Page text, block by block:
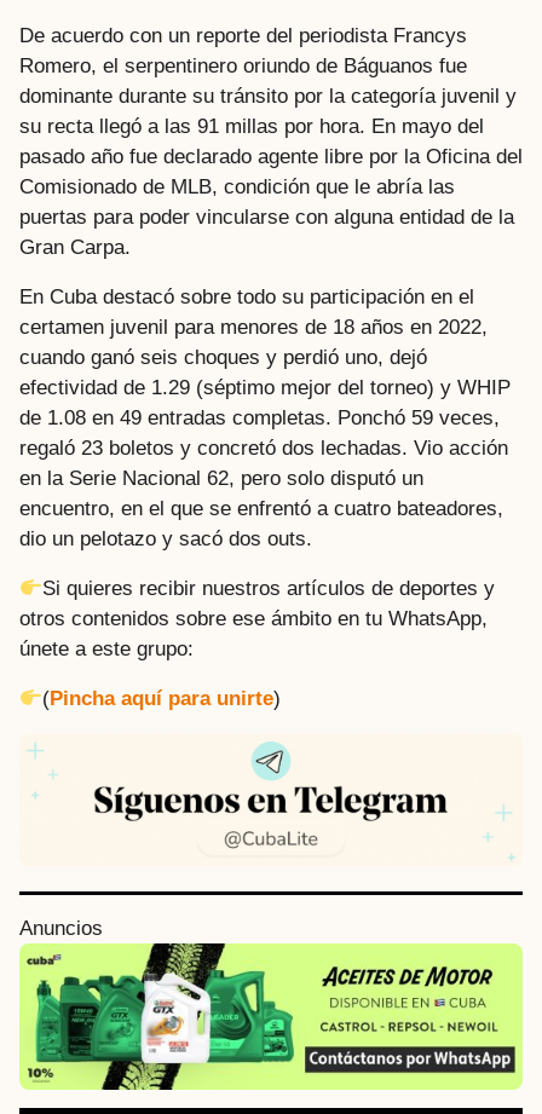
De acuerdo con un reporte del periodista Francys
Romero, el serpentinero oriundo de Báguanos fue
dominante durante su tránsito por la categoría juvenil y
su recta llegó a las 91 millas por hora. En mayo del
pasado año fue declarado agente libre por la Oficina del
Comisionado de MLB, condición que le abría las
puertas para poder vincularse con alguna entidad de la
Gran Carpa.
En Cuba destacó sobre todo su participación en el
certamen juvenil para menores de 18 años en 2022,
cuando ganó seis choques y perdió uno, dejó
efectividad de 1.29 (séptimo mejor del torneo) y WHIP
de 1.08 en 49 entradas completas. Ponchó 59 veces,
regaló 23 boletos y concretó dos lechadas. Vio acción
en la Serie Nacional 62, pero solo disputó un
encuentro, en el que se enfrentó a cuatro bateadores,
dio un pelotazo y sacó dos outs.
Si quieres recibir nuestros artículos de deportes y
otros contenidos sobre ese ámbito en tu WhatsApp,
únete a este grupo:
(Pincha aquí para unirte)
Anuncios
P
o
P
a